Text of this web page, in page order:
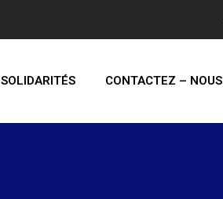
SOLIDARITÉS CONTACTEZ – NOUS